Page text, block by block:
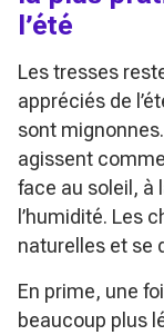
l’été
Les tresses
appréciés de
sont
agissent
face au soleil, à
l’humidité. Les
naturelles et se
En prime, une
beaucoup plus